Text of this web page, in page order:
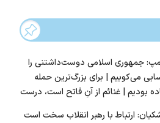
جمهوری اسلامی دوست‌داشتنی را
می‌کوبیم | برای بزرگ‌ترین حمله
بودیم | غنائم از آنِ فاتح است، درست
ارتباط با رهبر انقلاب سخت است